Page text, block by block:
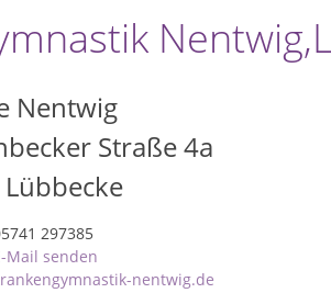
Nentwig
Straße 4a
Lübbecke
297385
Mail senden
nentwig.de